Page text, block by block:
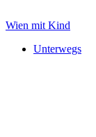
Inhalt
Wien mit Kind
Unterwegs